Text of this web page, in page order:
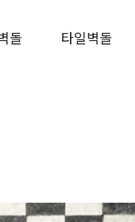
돌 타일벽돌